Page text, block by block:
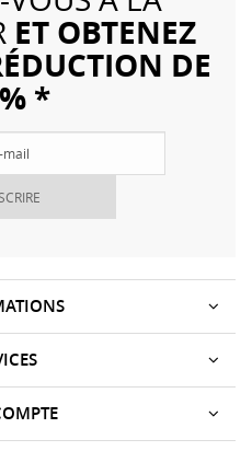
ET OBTENEZ
DE
*